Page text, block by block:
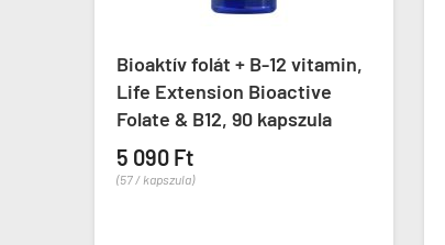
Bioaktív folát + B-12 vitamin,
Life Extension Bioactive
Folate & B12, 90 kapszula
5 090 Ft
(57 / kapszula)